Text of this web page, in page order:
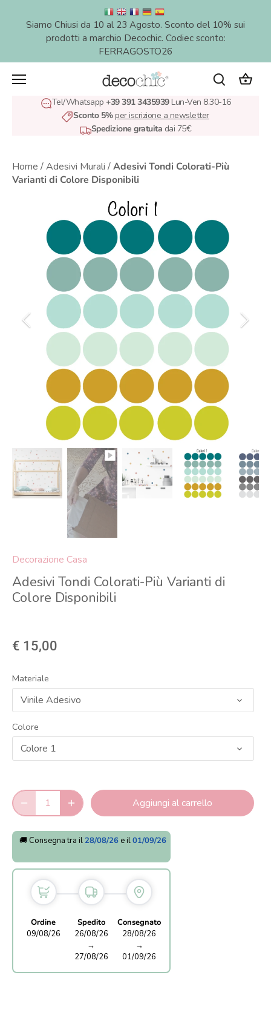
Siamo Chiusi da 10 al 23 Agosto. Sconto del 10% sui
prodotti a marchio Decochic. Codiec sconto:
FERRAGOSTO26
Tel/Whatsapp +39 391 3435939Lun-Ven 8.30-16
Sconto 5%per iscrizione a newsletter
Spedizione gratuita dai 75€
Home /Adesivi Murali /Adesivi Tondi Colorati-Più
Varianti di Colore Disponibili
Decorazione Casa
Adesivi Tondi Colorati-Più Varianti di
Colore Disponibili
€ 15,00
Materiale
Vinile Adesivo
Colore
Colore 1
Aggiungi al carrello
🚚 Consegna tra il 28/08/26 e il01/09/26
Ordine
09/08/26
Spedito
26/08/26
→
27/08/26
Consegnato
28/08/26
→
01/09/26